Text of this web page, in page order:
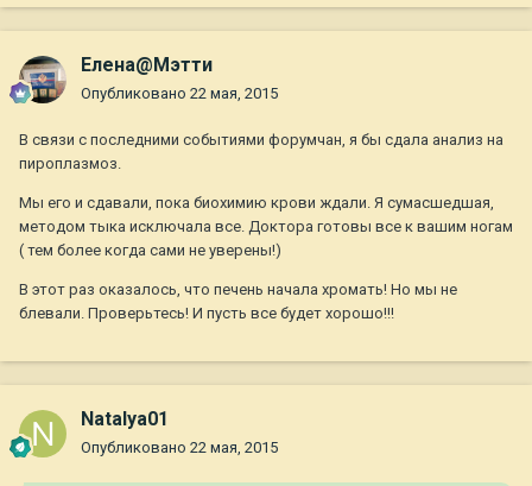
Елена@Мэтти
Опубликовано 22 мая, 2015
В связи с последними событиями форумчан, я бы сдала анализ на
пироплазмоз.
Мы его и сдавали, пока биохимию крови ждали. Я сумасшедшая,
методом тыка исключала все. Доктора готовы все к вашим ногам
( тем более когда сами не уверены!)
В этот раз оказалось, что печень начала хромать! Но мы не
блевали. Проверьтесь! И пусть все будет хорошо!!!
Natalya01
Опубликовано 22 мая, 2015